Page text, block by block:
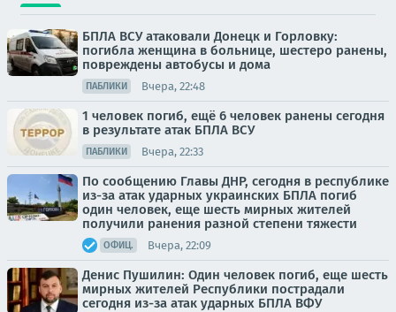
БПЛА ВСУ атаковали Донецк и Горловку:
погибла женщина в больнице, шестеро ранены,
повреждены автобусы и дома
ПАБЛИКИ Вчера, 22:48
1 человек погиб, ещё 6 человек ранены сегодня
в результате атак БПЛА ВСУ
ПАБЛИКИ Вчера, 22:33
По сообщению Главы ДНР, сегодня в республике
из-за атак ударных украинских БПЛА погиб
один человек, еще шесть мирных жителей
получили ранения разной степени тяжести
ОФИЦ. Вчера, 22:09
Денис Пушилин: Один человек погиб, еще шесть
мирных жителей Республики пострадали
сегодня из-за атак ударных БПЛА ВФУ